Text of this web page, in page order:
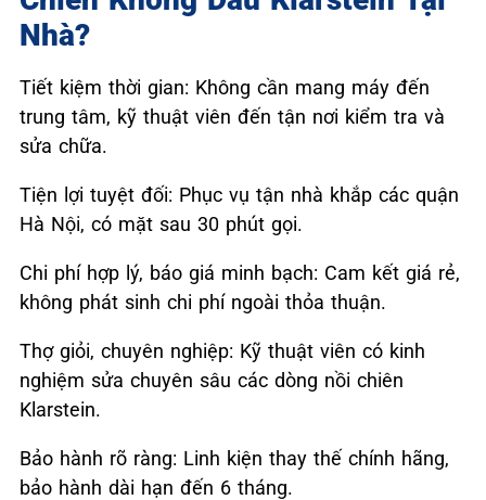
Nhà?
Tiết kiệm thời gian: Không cần mang máy đến
trung tâm, kỹ thuật viên đến tận nơi kiểm tra và
sửa chữa.
Tiện lợi tuyệt đối: Phục vụ tận nhà khắp các quận
Hà Nội, có mặt sau 30 phút gọi.
Chi phí hợp lý, báo giá minh bạch: Cam kết giá rẻ,
không phát sinh chi phí ngoài thỏa thuận.
Thợ giỏi, chuyên nghiệp: Kỹ thuật viên có kinh
nghiệm sửa chuyên sâu các dòng nồi chiên
Klarstein.
Bảo hành rõ ràng: Linh kiện thay thế chính hãng,
bảo hành dài hạn đến 6 tháng.